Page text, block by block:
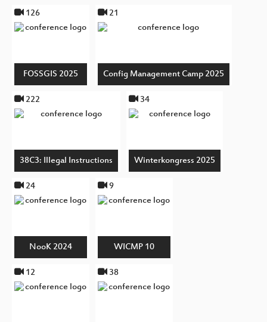
126
FOSSGIS 2025
21
Config Management Camp 2025
222
38C3: Illegal Instructions
34
Winterkongress 2025
24
NooK 2024
9
WICMP 10
12 38